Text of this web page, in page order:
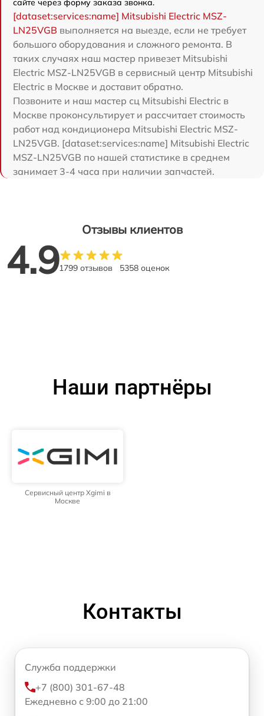
сайте через форму заказа звонка.
[dataset:services:name] Mitsubishi Electric MSZ-
LN25VGB выполняется на выезде, если не требует
большого оборудования и сложного ремонта. В
таких случаях наш мастер привезет Mitsubishi
Electric MSZ-LN25VGB в сервисный центр Mitsubishi
Electric в Москве и доставит обратно.
Позвоните и наш мастер сц Mitsubishi Electric в
Москве проконсультирует и рассчитает стоимость
работ над кондиционера Mitsubishi Electric MSZ-
LN25VGB. [dataset:services:name] Mitsubishi Electric
MSZ-LN25VGB по нашей статистике в среднем
занимает 3-4 часа при наличии запчастей.
Отзывы клиентов
4.91799 отзывов 5358 оценок
Наши партнёры
Сервисный центр Xgimi в
Москве
Контакты
Служба поддержки
+7 (800) 301-67-48
Ежедневно с 9:00 до 21:00